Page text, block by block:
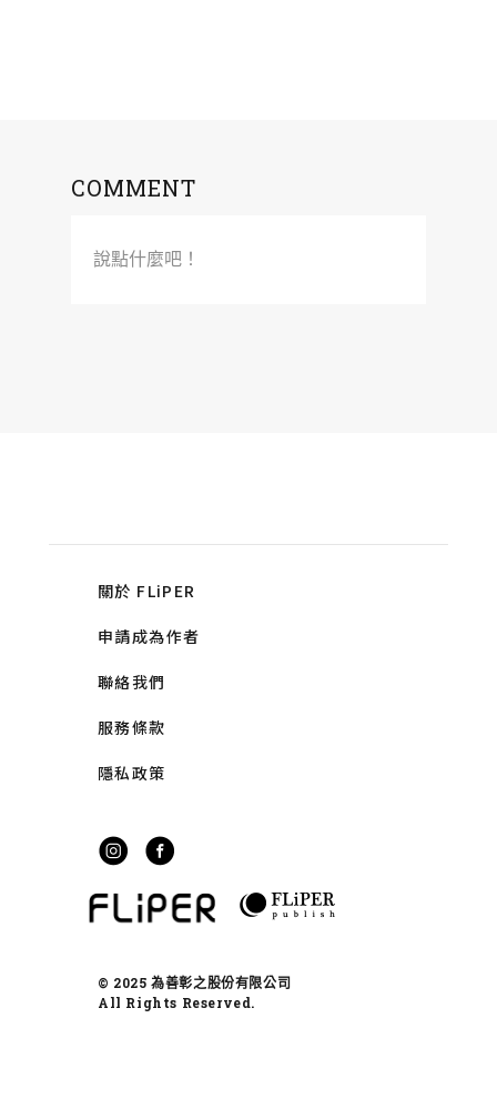
COMMENT
說點什麼吧！
關於 FLiPER
申請成為作者
聯絡我們
服務條款
隱私政策
© 2025 為善彰之股份有限公司
All Rights Reserved.